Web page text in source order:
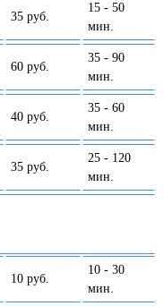
35 руб.
15 - 50
мин.
60 руб.
35 - 90
мин.
40 руб.
35 - 60
мин.
35 руб.
25 - 120
мин.
10 руб.
10 - 30
мин.